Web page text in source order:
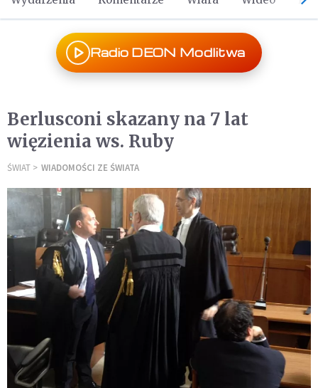
Radio DEON Modlitwa
Berlusconi skazany na 7 lat
więzienia ws. Ruby
ŚWIAT WIADOMOŚCI ZE ŚWIATA